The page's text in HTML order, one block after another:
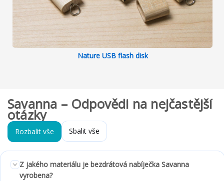
Nature USB flash disk
Savanna – Odpovědi na nejčastější
otázky
Rozbalit vše Sbalit vše
Z jakého materiálu je bezdrátová nabíječka Savanna
vyrobena?